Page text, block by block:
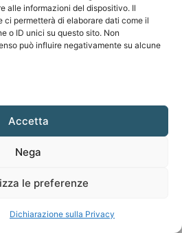
alle informazioni del dispositivo. Il
ci permetterà di elaborare dati come il
o ID unici su questo sito. Non
può influire negativamente su alcune
Accetta
Nega
le preferenze
Dichiarazione sulla Privacy